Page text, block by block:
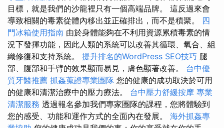
目標，就是我們的沙龍裡只有一個高端品牌。 這反過來會
導致相關的毒素從體內移出並正確排出，而不是積聚。 四
門冰箱使用指南 由於身體能夠在不利用資源累積毒素的情
況下發揮功能，因此人類的系統可以改善其循環、氧合、組
織修復和支持系統。 提升排名的WordPress SEO技巧 腿
部、腹部和手臂的效果顯而易見，膚色顯著改善。 台中優
質牙醫推薦 抓姦蒐證專業團隊 您的健康的成功取決於可用
的健康和清潔治療中的壓力療法。 台中壓力舒緩按摩 專業
清潔服務 透過報名參加我們專家團隊的課程，您將體驗到
您的感受、功能和運作方式的全面內在發展。 海外抓姦專